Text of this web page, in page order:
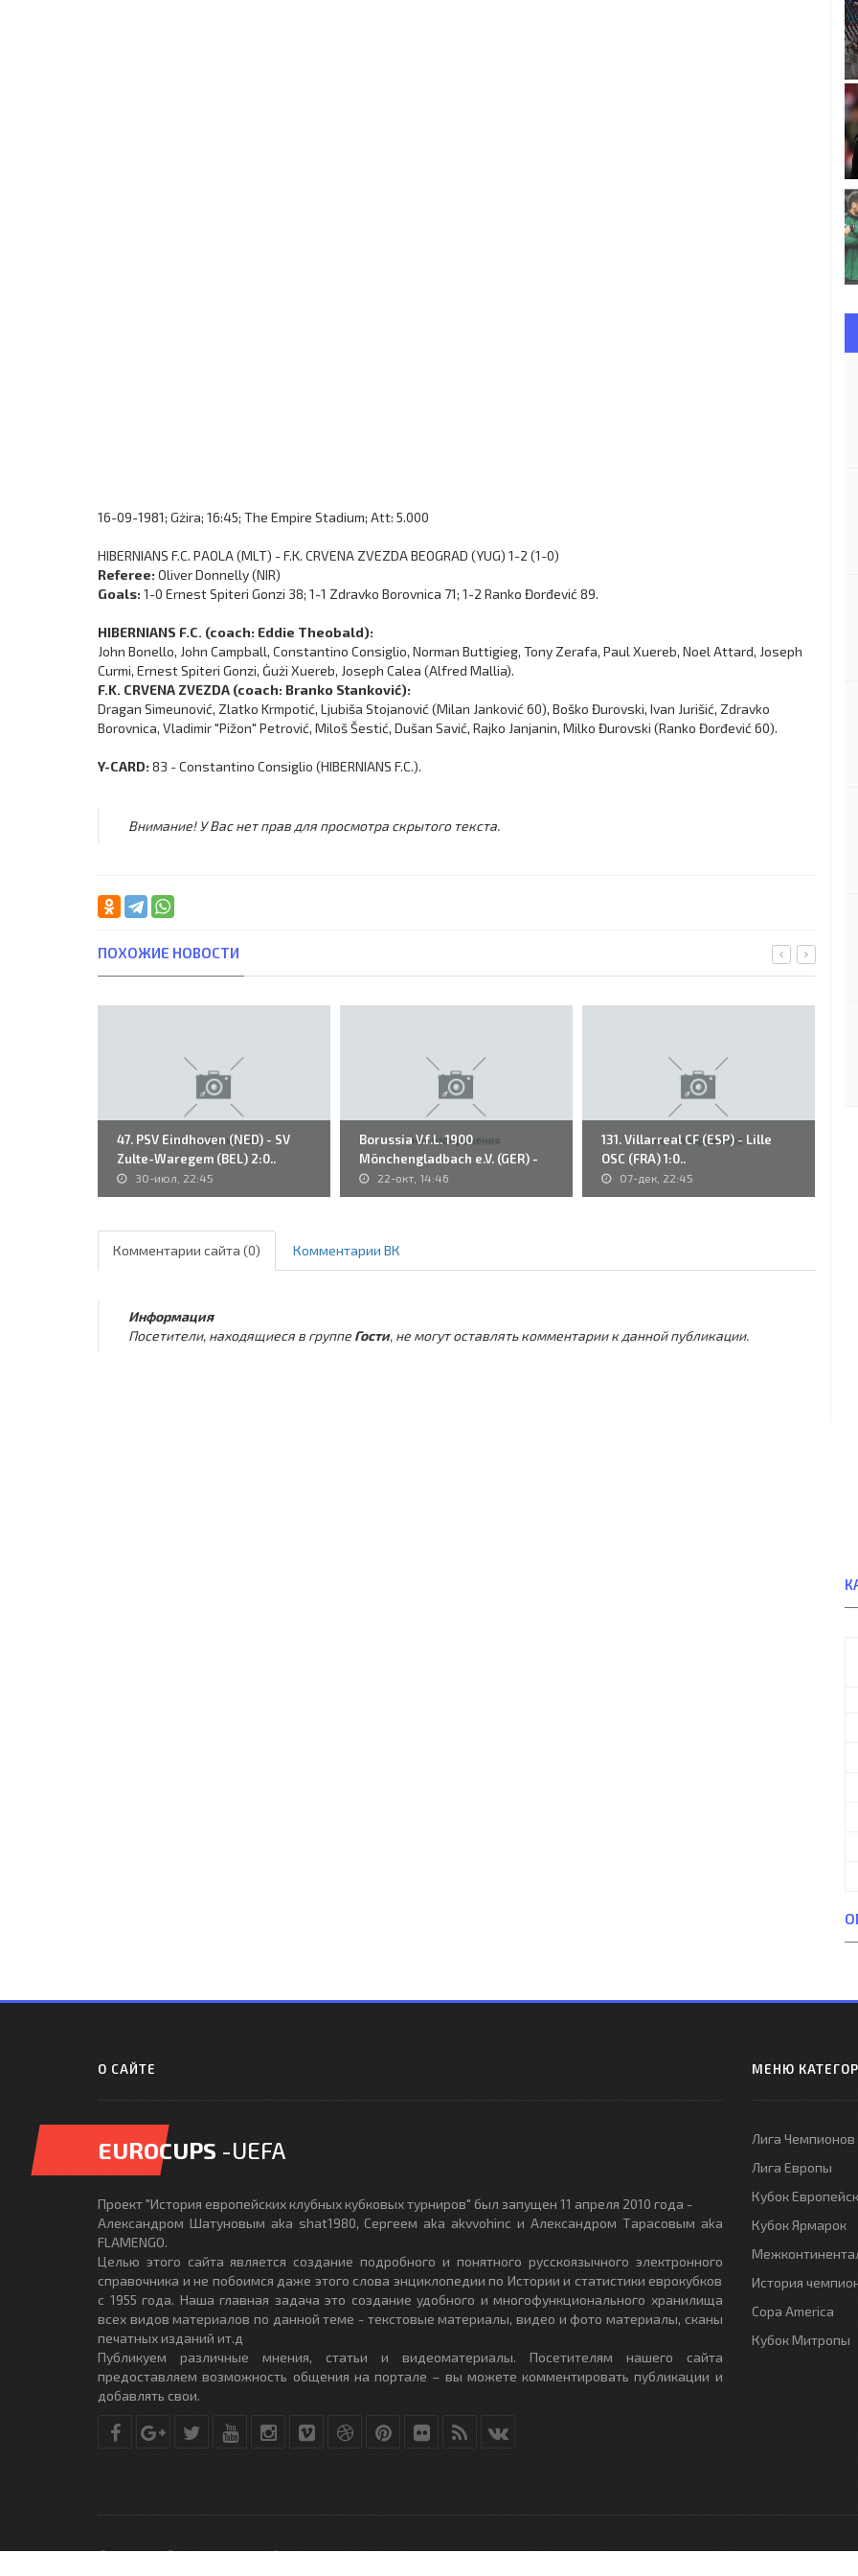
16-09-1981; Gżira; 16:45; The Empire Stadium; Att: 5.000
HIBERNIANS F.C. PAOLA (MLT) - F.K. CRVENA ZVEZDA BEOGRAD (YUG) 1-2 (1-0)
Referee: Oliver Donnelly (NIR)
Goals: 1-0 Ernest Spiteri Gonzi 38; 1-1 Zdravko Borovnica 71; 1-2 Ranko Đorđević 89.
HIBERNIANS F.C. (coach: Eddie Theobald):
John Bonello, John Campball, Constantino Consiglio, Norman Buttigieg, Tony Zerafa, Paul Xuereb, Noel Attard, Joseph
Curmi, Ernest Spiteri Gonzi, Ġużi Xuereb, Joseph Calea (Alfred Mallia).
F.K. CRVENA ZVEZDA (coach: Branko Stanković):
Dragan Simeunović, Zlatko Krmpotić, Ljubiša Stojanović (Milan Janković 60), Boško Đurovski, Ivan Jurišić, Zdravko
Borovnica, Vladimir "Pižon" Petrović, Miloš Šestić, Dušan Savić, Rajko Janjanin, Milko Đurovski (Ranko Đorđević 60).
Y-CARD: 83 - Constantino Consiglio (HIBERNIANS F.C.).
Внимание! У Вас нет прав для просмотра скрытого текста.
ПОХОЖИЕ НОВОСТИ
47. PSV Eindhoven (NED) - SV
Zulte-Waregem (BEL) 2:0..
30-июл, 22:45
Borussia V.f.L. 1900
Mönchengladbach e.V. (GER) -
Juventus..
22-окт, 14:46
131. Villarreal CF (ESP) - Lille
OSC (FRA) 1:0..
07-дек, 22:45
Комментарии сайта (0) Комментарии ВК
Информация
Посетители, находящиеся в группе Гости, не могут оставлять комментарии к данной публикации.
О САЙТЕ
EUROCUPS -UEFA
Проект "История европейских клубных кубковых турниров" был запущен 11 апреля 2010 года -
Александром Шатуновым aka shat1980, Сергеем aka akvvohinc и Александром Тарасовым aka
FLAMENGO.
Целью этого сайта является создание подробного и понятного русскоязычного электронного
справочника и не побоимся даже этого слова энциклопедии по Истории и статистики еврокубков
с 1955 года. Наша главная задача это создание удобного и многофункционального хранилища
всех видов материалов по данной теме - текстовые материалы, видео и фото материалы, сканы
печатных изданий ит.д
Публикуем различные мнения, статьи и видеоматериалы. Посетителям нашего сайта
предоставляем возможность общения на портале – вы можете комментировать публикации и
добавлять свои.
МЕНЮ
Лига Чемпионов
Лига Европы
Кубок
Кубок Ярмарок
История
Copa America
Кубок Митропы
© Copyright © 2010-2017. Разработано студиейDLE-THEME.RU- All Rights Reserved.